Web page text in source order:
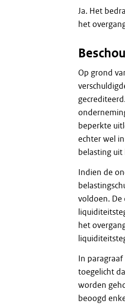
Ja. Het
het
Op grond
beperkte
echter wel
belasting
Indien de
voldoen. De
het
In
toegelicht
worden
beoogd